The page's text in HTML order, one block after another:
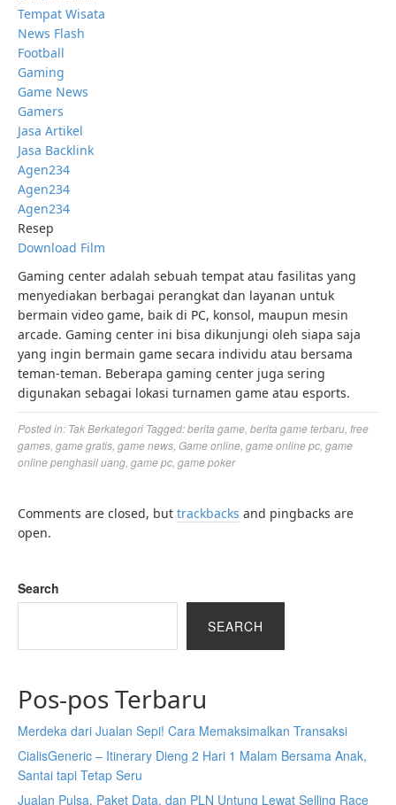
Tempat Wisata
News Flash
Football
Gaming
Game News
Gamers
Jasa Artikel
Jasa Backlink
Agen234
Agen234
Agen234
Resep
Download Film
Gaming center adalah sebuah tempat atau fasilitas yang
menyediakan berbagai perangkat dan layanan untuk
bermain video game, baik di PC, konsol, maupun mesin
arcade. Gaming center ini bisa dikunjungi oleh siapa saja
yang ingin bermain game secara individu atau bersama
teman-teman. Beberapa gaming center juga sering
digunakan sebagai lokasi turnamen game atau esports.
Posted in: Tak Berkategori Tagged:berita game berita game terbaru free
games game gratis game news Game online game online pc game
online penghasil uang game pc game poker
Comments are closed, but trackbacks and pingbacks are
open.
Search
SEARCH
Pos-pos Terbaru
Merdeka dari Jualan Sepi! Cara Memaksimalkan Transaksi
CialisGeneric – Itinerary Dieng 2 Hari 1 Malam Bersama Anak,
Santai tapi Tetap Seru
Jualan Pulsa, Paket Data, dan PLN Untung Lewat Selling Race